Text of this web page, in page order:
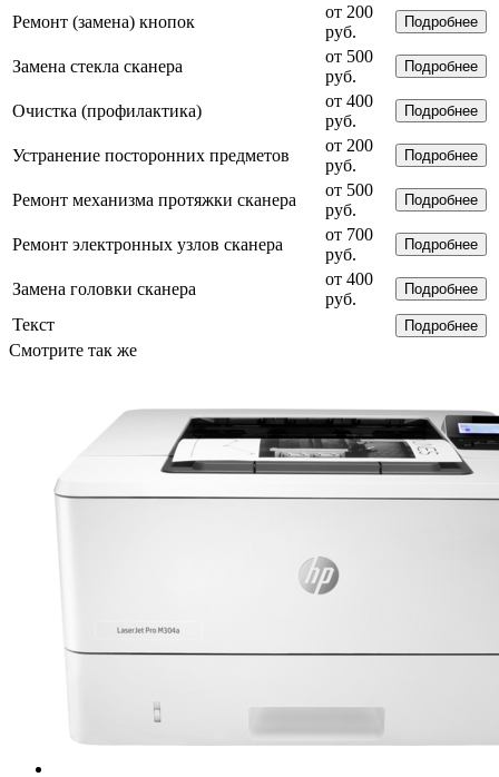
Ремонт (замена) кнопок
от 200
руб.
Подробнее
Замена стекла сканера
от 500
руб.
Подробнее
Очистка (профилактика)
от 400
руб.
Подробнее
Устранение посторонних предметов
от 200
руб.
Подробнее
Ремонт механизма протяжки сканера
от 500
руб.
Подробнее
Ремонт электронных узлов сканера
от 700
руб.
Подробнее
Замена головки сканера
от 400
руб.
Подробнее
Текст Подробнее
Смотрите так же